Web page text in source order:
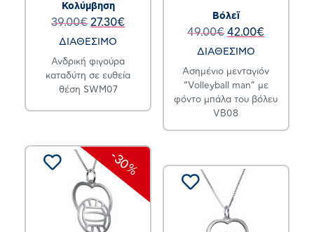
Κολύμβηση
39.00€ 27.30€
ΔΙΑΘΕΣΙΜΟ
Ανδρική φιγούρα
καταδύτη σε ευθεία
θέση SWM07
Βόλεϊ
49.00€ 42.00€
ΔΙΑΘΕΣΙΜΟ
Ασημένιο μενταγιόν
“Volleyball man” με
φόντο μπάλα του βόλευ
VB08
-30%